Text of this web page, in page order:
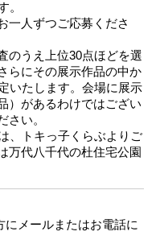
。
一人ずつご応募くださ
のうえ上位30点ほどを選
らにその展示作品の中か
いたします。会場に展示
）があるわけではござい
さい。
、トキっ子くらぶよりご
万代八千代の杜住宅公園
にメールまたはお電話に